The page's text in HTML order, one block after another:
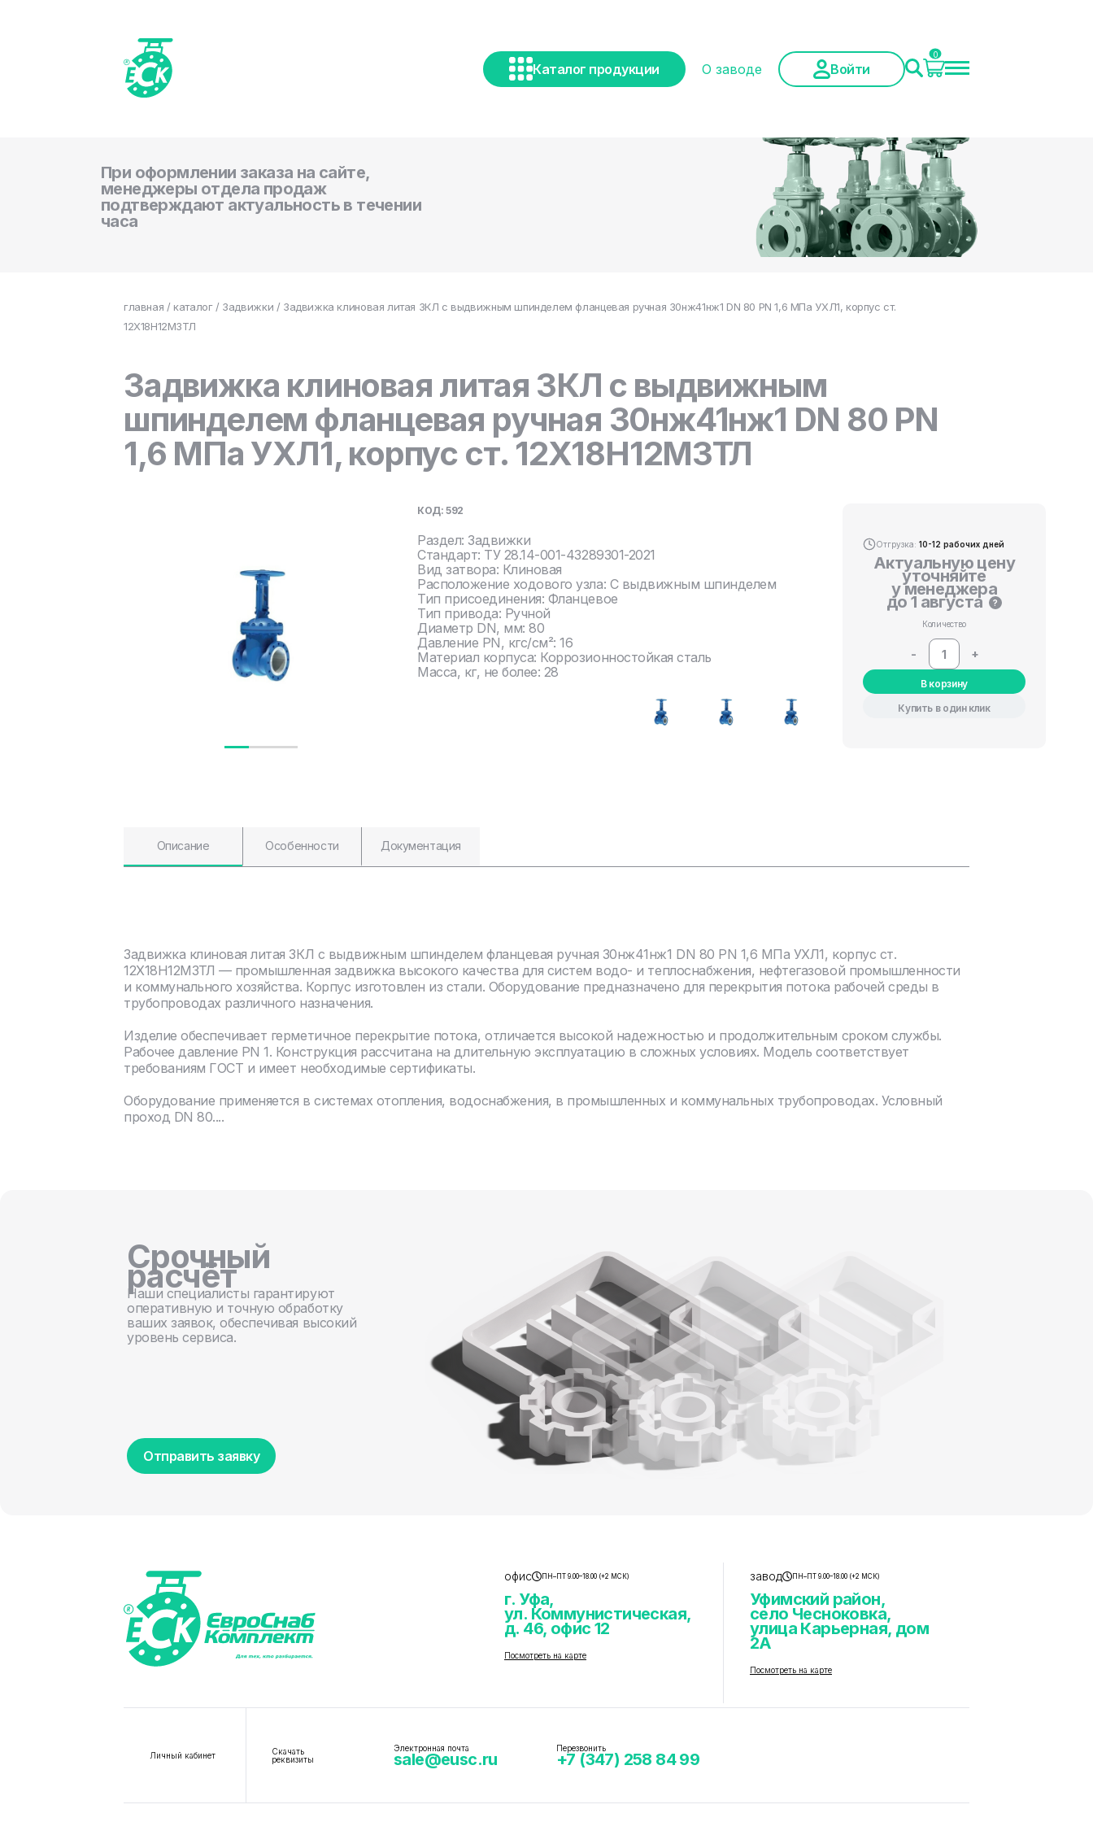
Каталог продукции О заводе Войти
0
При оформлении заказа на сайте,
менеджеры отдела продаж
подтверждают актуальность в течении
часа
главная / каталог/ Задвижки / Задвижка клиновая литая ЗКЛ с выдвижным шпинделем фланцевая ручная 30нж41нж1 DN 80 PN 1,6 МПа УХЛ1, корпус ст.
12Х18Н12М3ТЛ
Задвижка клиновая литая ЗКЛ с выдвижным
шпинделем фланцевая ручная 30нж41нж1 DN 80 PN
1,6 МПа УХЛ1, корпус ст. 12Х18Н12М3ТЛ
КОД: 592
Раздел: Задвижки
Стандарт: ТУ 28.14-001-43289301-2021
Вид затвора: Клиновая
Расположение ходового узла: С выдвижным шпинделем
Тип присоединения: Фланцевое
Тип привода: Ручной
Диаметр DN, мм: 80
Давление PN, кгс/см²: 16
Материал корпуса: Коррозионностойкая сталь
Масса, кг, не более: 28
Отгрузка: 10-12 рабочих дней
Актуальную цену
уточняйте
у менеджера
до 1 августа ?
Количество
- +
В корзину
Купить в один клик
Описание Особенности Документация
Задвижка клиновая литая ЗКЛ с выдвижным шпинделем фланцевая ручная 30нж41нж1 DN 80 PN 1,6 МПа УХЛ1, корпус ст.
12Х18Н12М3ТЛ — промышленная задвижка высокого качества для систем водо- и теплоснабжения, нефтегазовой промышленности
и коммунального хозяйства. Корпус изготовлен из стали. Оборудование предназначено для перекрытия потока рабочей среды в
трубопроводах различного назначения.
Изделие обеспечивает герметичное перекрытие потока, отличается высокой надежностью и продолжительным сроком службы.
Рабочее давление PN 1. Конструкция рассчитана на длительную эксплуатацию в сложных условиях. Модель соответствует
требованиям ГОСТ и имеет необходимые сертификаты.
Оборудование применяется в системах отопления, водоснабжения, в промышленных и коммунальных трубопроводах. Условный
проход DN 80....
Срочный
расчёт
Наши специалисты гарантируют
оперативную и точную обработку
ваших заявок, обеспечивая высокий
уровень сервиса.
Отправить заявку
офис ПН–ПТ 9.00–18.00 (+2 МСК)
г. Уфа,
ул. Коммунистическая,
д. 46, офис 12
Посмотреть на карте
завод ПН–ПТ 9.00–18.00 (+2 МСК)
Уфимский район,
село Чесноковка,
улица Карьерная, дом
2А
Посмотреть на карте
Личный кабинет
Скачать
реквизиты
Электронная почта
sale@eusc.ru
Перезвонить
+7 (347) 258 84 99